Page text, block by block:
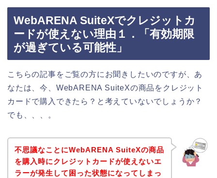
WebARENA SuiteXでクレジットカ
ードが使えない理由１．「有効期限
が過ぎている可能性」
こちらの記事をご覧の方にお聞きしたいのですが、あ
なたは、今、WebARENA SuiteXの商品をクレジット
カードで購入できたら？と考えていないでしょうか？
でも、、、。
不思議なことにWebARENA SuiteXの商品
を購入時にクレジットカードが使えないエ
ラーが発生して困った状態になってしまっ